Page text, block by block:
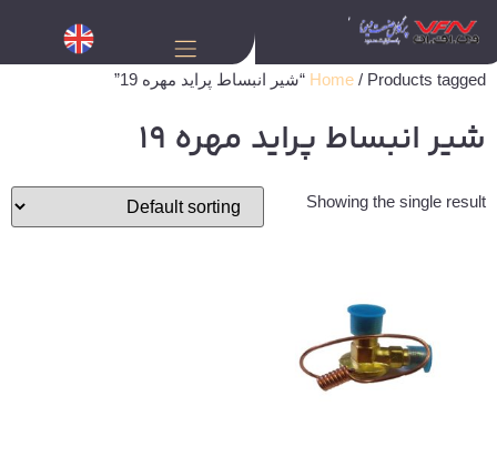
Home / Products tagged “شیر انبساط پراید مهره 19”
شیر انبساط پراید مهره 19
Showing the single result